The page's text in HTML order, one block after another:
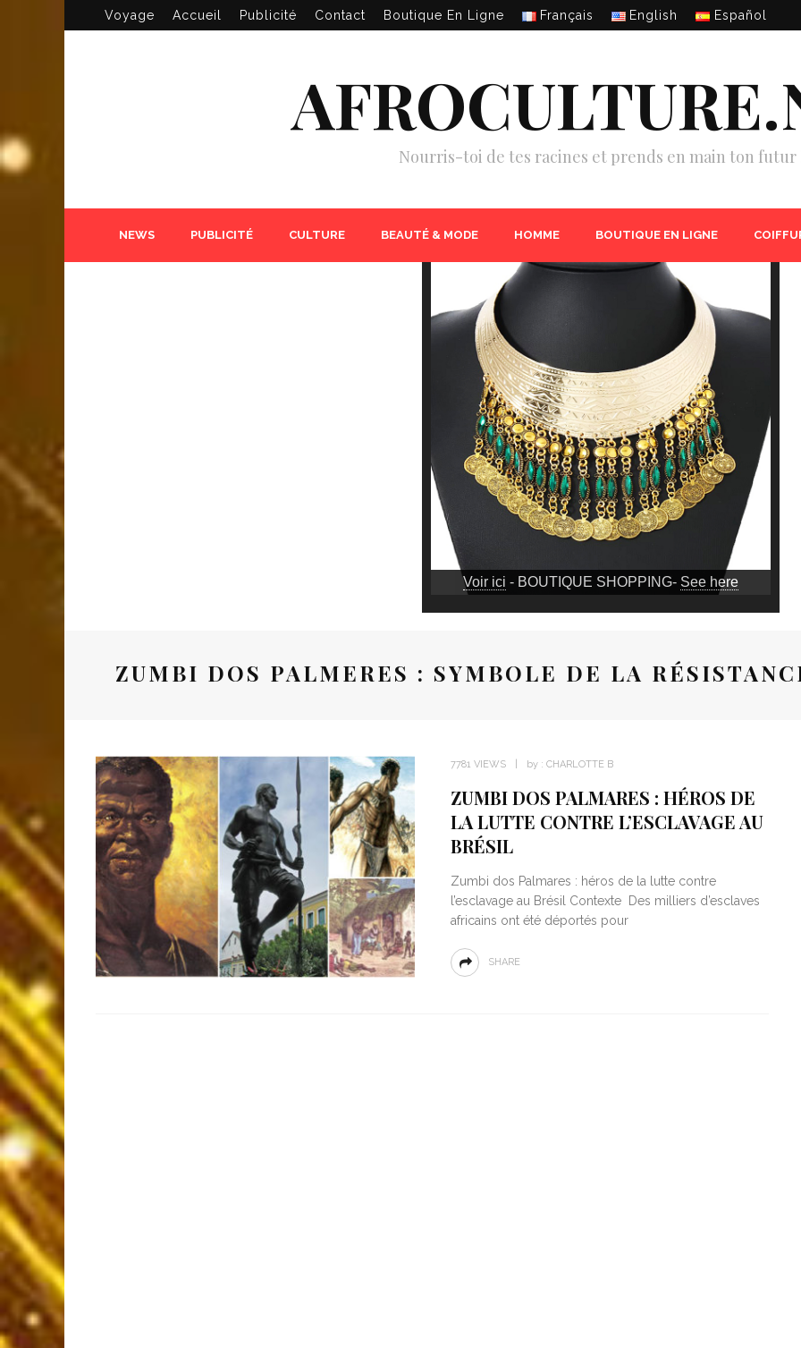
Voyage Accueil Publicité Contact Boutique En Ligne Français English Español
Nourris-toi de tes racines et prends en main ton futur
NEWS PUBLICITÉ CULTURE BEAUTÉ & MODE HOMME BOUTIQUE EN LIGNE
Voir ici - BOUTIQUE SHOPPING- See here
ZUMBI DOS PALMERES : SYMBOLE DE LA
7781 VIEWS by : CHARLOTTE B
ZUMBI DOS PALMARES : HÉROS DE
LA LUTTE CONTRE L’ESCLAVAGE AU
BRÉSIL
Zumbi dos Palmares : héros de la lutte contre
l’esclavage au Brésil Contexte Des milliers d’esclaves
africains ont été déportés pour
SHARE